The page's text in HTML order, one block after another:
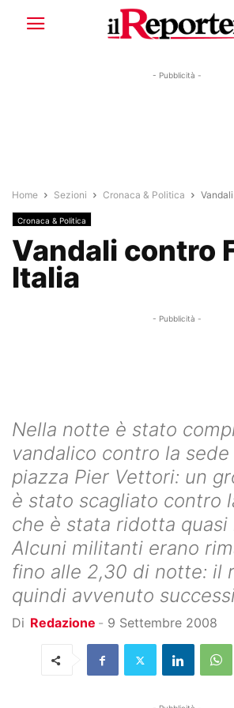
- Pubblicità -
Home Sezioni Cronaca & Politica
Cronaca & Politica
Vandali contro
Italia
- Pubblicità -
Nella notte è stato
vandalico contro la
piazza Pier Vettori: un
è stato scagliato contro
che è stata ridotta quasi
Alcuni militanti erano
fino alle 2,30 di notte: il
quindi avvenuto
Di Redazione - 9 Settembre 2008